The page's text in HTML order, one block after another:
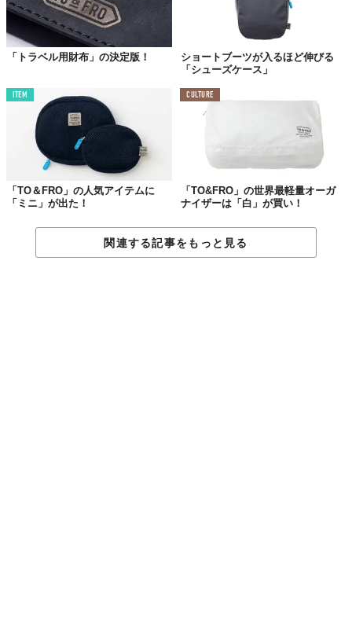
「トラベル用財布」の決定版！
ショートブーツが入るほど伸びる
「シューズケース」
ITEM
「TO＆FRO」の人気アイテムに
「ミニ」が出た！
CULTURE
「TO&FRO」の世界最軽量オーガ
ナイザーは「白」が買い！
関連する記事をもっと見る